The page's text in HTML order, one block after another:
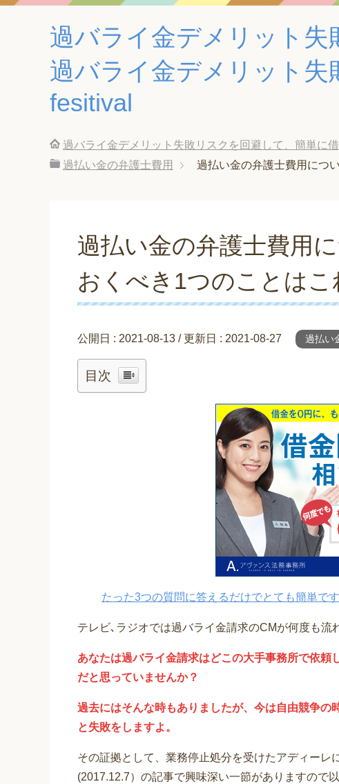
過バライ金デメリット
過バライ金デメリット
fesitival
過バライ金デメリット失敗リスクを回避して、簡単に
過払い金の弁護士費用
過払い金の弁護士費用につ
過払い金の弁護士費用
おくべき1つのことはこ
公開日 : 2021-08-13 / 更新日 : 2021-08-27 過払い
目次
たった3つの質問に答えるだけでとても簡単で
テレビ､ラジオでは過バライ金請求のCMが何度も流
あなたは過バライ金請求はどこの大手事務所で依頼
だと思っていませんか？
過去にはそんな時もありましたが、今は自由競争の
と失敗をしますよ。
その証拠として、業務停止処分を受けたアディーレ
(2017.12.7）の記事で興味深い一節がありますので